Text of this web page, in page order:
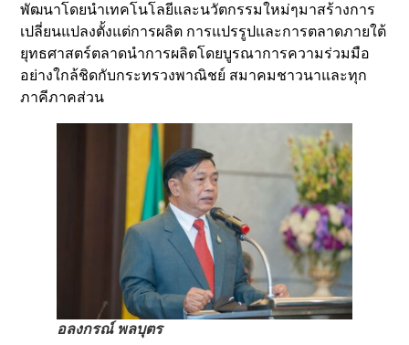
พัฒนาโดยนำเทคโนโลยีและนวัตกรรมใหม่ๆมาสร้างการ
เปลี่ยนแปลงตั้งแต่การผลิต การแปรรูปและการตลาดภายใต้
ยุทธศาสตร์ตลาดนำการผลิตโดยบูรณาการความร่วมมือ
อย่างใกล้ชิดกับกระทรวงพาณิชย์ สมาคมชาวนาและทุก
ภาคีภาคส่วน
อลงกรณ์ พลบุตร